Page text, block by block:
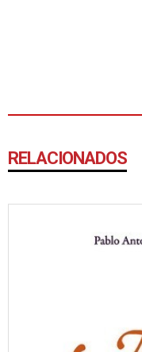
RELACIONADOS